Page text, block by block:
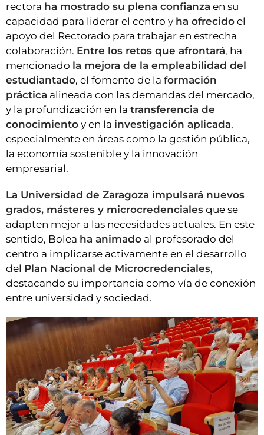
rectora ha mostrado su plena confianza en su
capacidad para liderar el centro y ha ofrecido el
apoyo del Rectorado para trabajar en estrecha
colaboración. Entre los retos que afrontará, ha
mencionado la mejora de la empleabilidad del
estudiantado, el fomento de la formación
práctica alineada con las demandas del mercado,
y la profundización en la transferencia de
conocimiento y en la investigación aplicada,
especialmente en áreas como la gestión pública,
la economía sostenible y la innovación
empresarial.
La Universidad de Zaragoza impulsará nuevos
grados, másteres y microcredenciales que se
adapten mejor a las necesidades actuales. En este
sentido, Bolea ha animado al profesorado del
centro a implicarse activamente en el desarrollo
del Plan Nacional de Microcredenciales,
destacando su importancia como vía de conexión
entre universidad y sociedad.